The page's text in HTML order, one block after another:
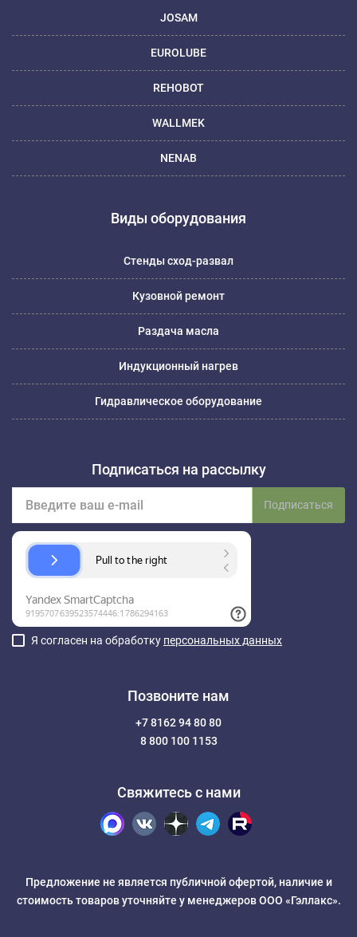
JOSAM
EUROLUBE
REHOBOT
WALLMEK
NENAB
Виды оборудования
Стенды сход-развал
Кузовной ремонт
Раздача масла
Индукционный нагрев
Гидравлическое оборудование
Подписаться на рассылку
Подписаться
Я согласен на обработку персональных данных
Позвоните нам
+7 8162 94 80 80
8 800 100 1153
Свяжитесь с нами
Предложение не является публичной офертой, наличие и
стоимость товаров уточняйте у менеджеров ООО «Гэллакс».